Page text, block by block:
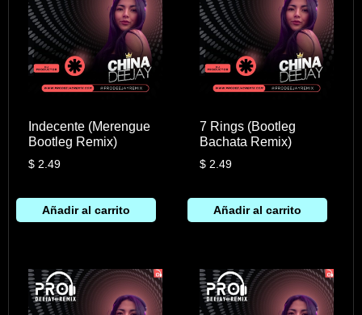
Indecente (Merengue
Bootleg Remix)
$2.49
Añadir al carrito
7 Rings (Bootleg
Bachata Remix)
$ 2.49
Añadir al carrito